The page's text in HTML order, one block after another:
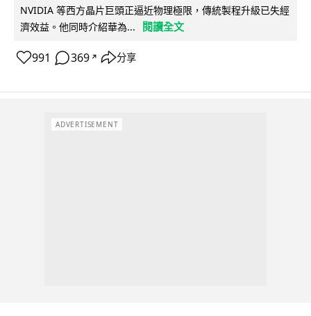
NVIDIA 等西方晶片巨頭正逼近物理極限，傳統製程升級已失經
濟效益。他同時介紹華為...
閱讀全文
991 369 ↗ 分享
ADVERTISEMENT